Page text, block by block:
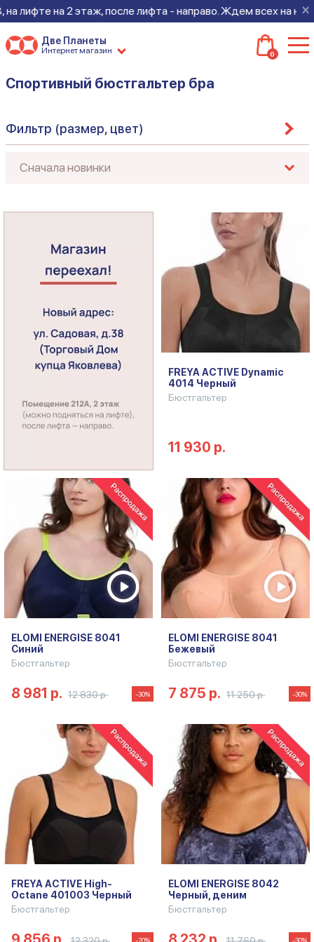
×
на 2 этаж, после лифта - направо. Ждем всех на новом
Две Планеты
Интернет магазин 0
Спортивный бюстгальтер бра
Фильтр (размер, цвет)
FREYA ACTIVE Dynamic
4014 Черный
Бюстгальтер
11 930 р.
ELOMI ENERGISE 8041
Синий
Бюстгальтер
8 981 р. 12 830 р. -30%
ELOMI ENERGISE 8041
Бежевый
Бюстгальтер
7 875 р. 11 250 р. -30%
FREYA ACTIVE High-
Octane 401003 Черный
Бюстгальтер
-20%
ELOMI ENERGISE 8042
Черный, деним
Бюстгальтер
-30%